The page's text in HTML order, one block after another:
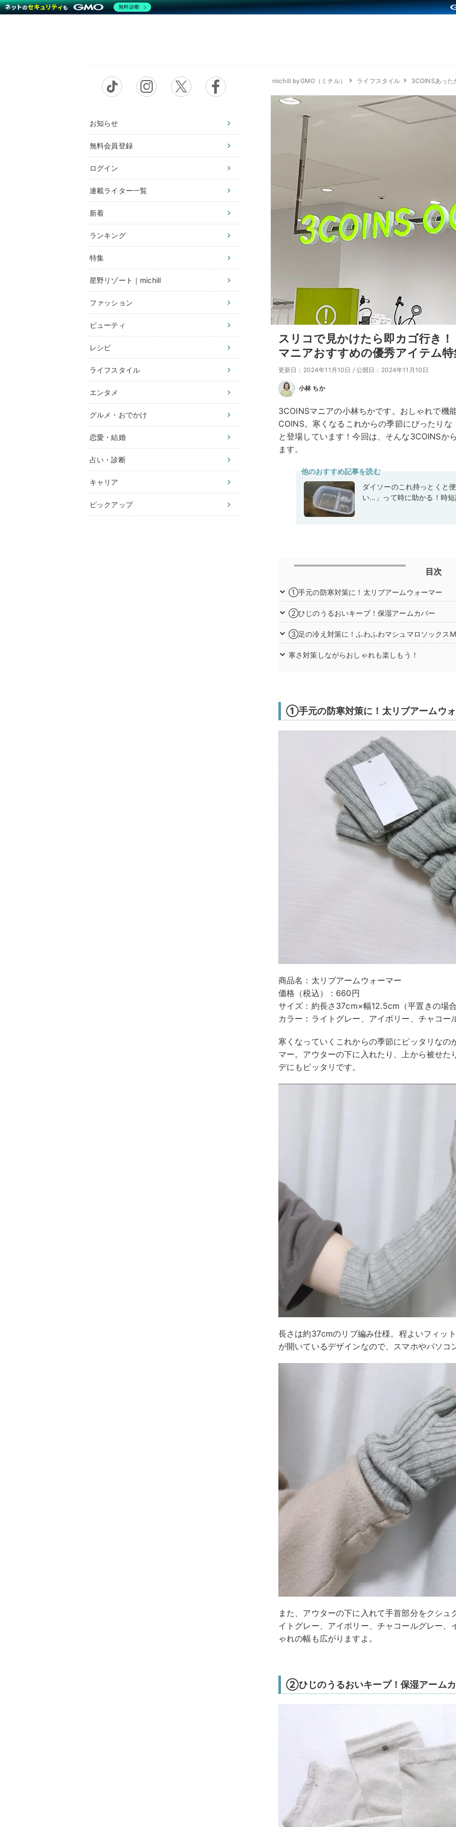
お知らせ
無料会員登録
ログイン
連載ライター一覧
新着
ランキング
特集
星野リゾート｜michill
ファッション
ビューティ
レシピ
ライフスタイル
エンタメ
グルメ・おでかけ
恋愛・結婚
占い・診断
キャリア
ピックアップ
michill byGMO（ミチル） ライフスタイル 3COINSあった
スリコで見かけたら即カゴ行き
マニアおすすめの優秀アイテム特
更新日：2024年11月10日 / 公開日：2024年11月10日
小林 ちか
3COINSマニアの小林ちかです。おしゃれで機
COINS。寒くなるこれからの季節にぴったり
と登場しています！今回は、そんな3COINSか
ます。
他のおすすめ記事を読む
ダイソーのこれ持っとくと
い…」って時に助かる！時
目次
①手元の防寒対策に！太リブアームウォーマー
②ひじのうるおいキープ！保湿アームカバー
③足の冷え対策に！ふわふわマシュマロソックスM
寒さ対策しながらおしゃれも楽しもう！
①手元の防寒対策に！太リブアームウ
商品名：太リブアームウォーマー
価格（税込）：660円
サイズ：約長さ37cm×幅12.5cm（平置きの場
カラー：ライトグレー、アイボリー、チャコー
寒くなっていくこれからの季節にピッタリなの
マー。アウターの下に入れたり、上から被せ
デにもピッタリです。
長さは約37cmのリブ編み仕様。程よいフィッ
が開いているデザインなので、スマホやパソコ
また、アウターの下に入れて手首部分をクシ
イトグレー、アイボリー、チャコールグレー
ゃれの幅も広がりますよ。
②ひじのうるおいキープ！保湿アーム
無料診断